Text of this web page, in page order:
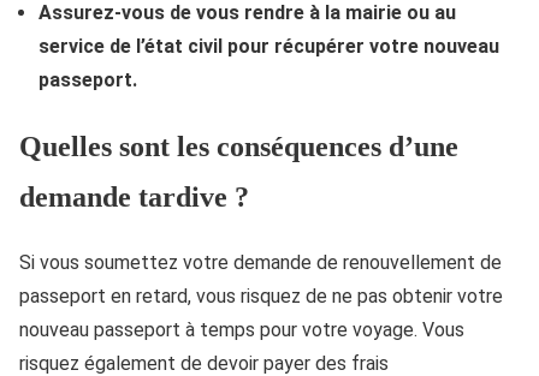
Assurez-vous de vous rendre à la mairie ou au
service de l’état civil pour récupérer votre nouveau
passeport.
Quelles sont les conséquences d’une
demande tardive ?
Si vous soumettez votre demande de renouvellement de
passeport en retard, vous risquez de ne pas obtenir votre
nouveau passeport à temps pour votre voyage. Vous
risquez également de devoir payer des frais